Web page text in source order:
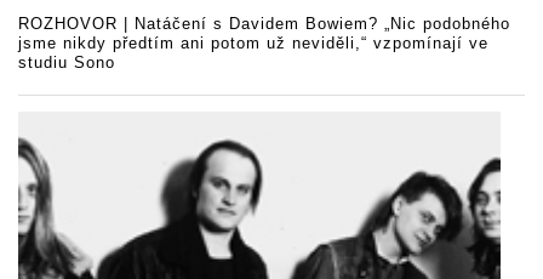
ROZHOVOR | Natáčení s Davidem Bowiem? „Nic podobného
jsme nikdy předtím ani potom už neviděli,“ vzpomínají ve
studiu Sono